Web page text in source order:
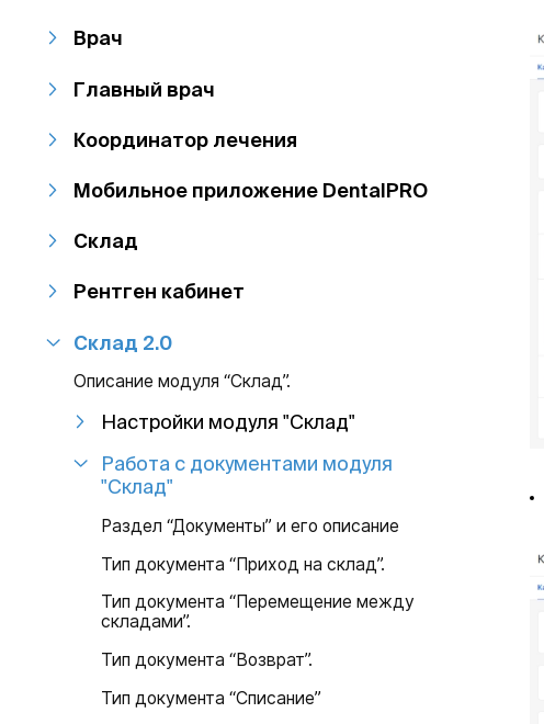
Врач
Главный врач
Координатор лечения
Мобильное приложение DentalPRO
Склад
Рентген кабинет
Склад 2.0
Описание модуля “Склад”.
Настройки модуля "Склад"
Работа с документами модуля
"Склад"
Раздел “Документы” и его описание
Тип документа “Приход на склад”.
Тип документа “Перемещение между
складами”.
Тип документа “Возврат”.
Тип документа “Списание”